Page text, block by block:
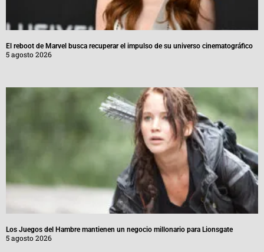
El reboot de Marvel busca recuperar el impulso de su universo cinematográfico
5 agosto 2026
Los Juegos del Hambre mantienen un negocio millonario para Lionsgate
5 agosto 2026